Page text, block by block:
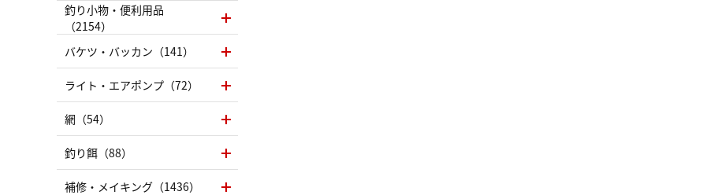
釣り小物・便利用品
（2154）
バケツ・バッカン（141）
ライト・エアポンプ（72）
網（54）
釣り餌（88）
補修・メイキング（1436）